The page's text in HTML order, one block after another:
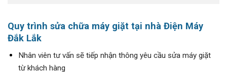
Quy trình sửa chữa máy giặt tại nhà Điện Máy
Đắk Lắk
Nhân viên tư vấn sẽ tiếp nhận thông yêu cầu sửa máy giặt
từ khách hàng